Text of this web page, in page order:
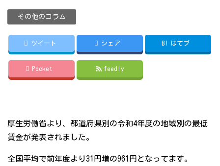
その他のコラム
ツイート シェア B! はてブ
Pocket feedly
厚生労働省より、都道府県別の令和4年度の地域別の最低
賃金が発表されました。
全国平均で前年度より31円増の961円となってます。